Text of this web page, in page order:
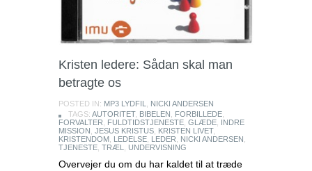
Kristen ledere: Sådan skal man
betragte os
POSTED IN: MP3 LYDFIL
NICKI ANDERSEN
TAGS: AUTORITET, BIBELEN FORBILLEDE
FORVALTER
FULDTIDSTJENESTE GLÆDE
INDRE
MISSION
JESUS KRISTUS KRISTEN LIVET,
KRISTENDOM
LEDELSE LEDER NICKI ANDERSEN
TJENESTE TRÆL UNDERVISNING
Overvejer du om du har kaldet til at træde